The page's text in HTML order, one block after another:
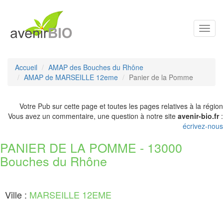
Accueil
AMAP des Bouches du Rhône
AMAP de MARSEILLE 12eme
Panier de la Pomme
Votre Pub sur cette page et toutes les pages relatives à la région
Vous avez un commentaire, une question à notre site avenir-bio.fr:
écrivez-nous
PANIER DE LA POMME - 13000
Bouches du Rhône
Ville : MARSEILLE 12EME